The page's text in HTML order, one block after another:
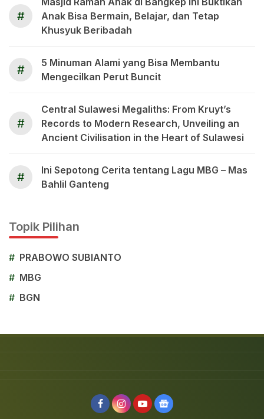
#
Anak Bisa Bermain, Belajar, dan Tetap
Khusyuk Beribadah
#
5 Minuman Alami yang Bisa Membantu
Mengecilkan Perut Buncit
#
Central Sulawesi Megaliths: From Kruyt’s
Records to Modern Research, Unveiling an
Ancient Civilisation in the Heart of Sulawesi
#
Ini Sepotong Cerita tentang Lagu MBG – Mas
Bahlil Ganteng
Topik Pilihan
# PRABOWO SUBIANTO
# MBG
# BGN